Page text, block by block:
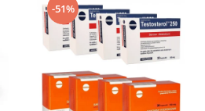
-51%